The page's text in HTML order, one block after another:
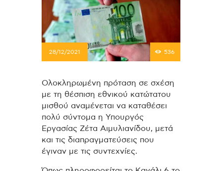
28/12/2021 536
Ολοκληρωμένη πρόταση σε σχέση
με τη θέσπιση εθνικού κατώτατου
μισθού αναμένεται να καταθέσει
πολύ σύντομα η Υπουργός
Εργασίας Ζέτα Αιμυλιανίδου, μετά
και τις διαπραγματεύσεις που
έγιναν με τις συντεχνίες.